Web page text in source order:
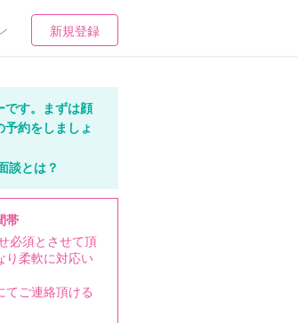
新規登録
です。まずは顔
約をしましょ
談とは？
帯
必須とさせて頂
り柔軟に対応い
てご連絡頂ける